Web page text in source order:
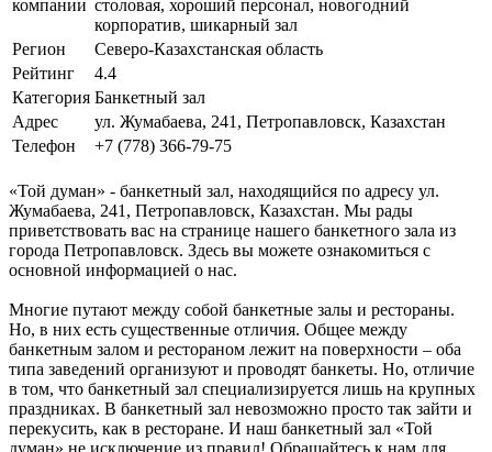
компании столовая, хороший персонал, новогодний
корпоратив, шикарный зал
Регион
Северо-Казахстанская область
Рейтинг
4.4
Категория Банкетный зал
Адрес
ул. Жумабаева, 241, Петропавловск, Казахстан
Телефон
+7 (778) 366-79-75
«Той думан» - банкетный зал, находящийся по адресу ул.
Жумабаева, 241, Петропавловск, Казахстан. Мы рады
приветствовать вас на странице нашего банкетного зала из
города Петропавловск. Здесь вы можете ознакомиться с
основной информацией о нас.
Многие путают между собой банкетные залы и рестораны.
Но, в них есть существенные отличия. Общее между
банкетным залом и рестораном лежит на поверхности – оба
типа заведений организуют и проводят банкеты. Но, отличие
в том, что банкетный зал специализируется лишь на крупных
праздниках. В банкетный зал невозможно просто так зайти и
перекусить, как в ресторане. И наш банкетный зал «Той
думан» не исключение из правил! Обращайтесь к нам для